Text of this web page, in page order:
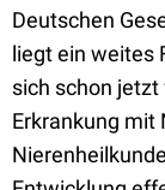
Deutschen
liegt ein weites
sich schon jetzt
Erkrankung mit